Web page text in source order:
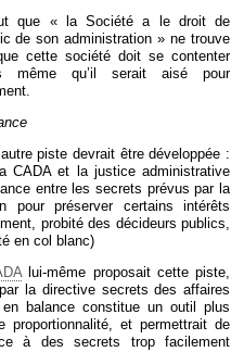
que « la Société a le droit de
de son administration » ne trouve
cette société doit se contenter
même qu’il serait aisé pour
piste devrait être développée :
CADA et la justice administrative
entre les secrets prévus par la
pour préserver certains intérêts
probité des décideurs publics,
en col blanc)
lui-même proposait cette piste,
la directive secrets des affaires
balance constitue un outil plus
et permettrait de
à des secrets trop facilement